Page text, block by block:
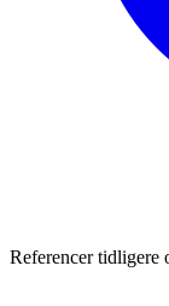
Referencer tidligere